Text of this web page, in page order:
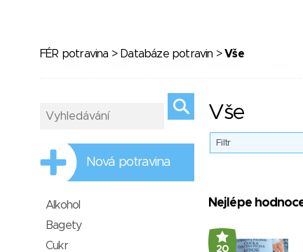
FÉR potravina > Databáze potravin >Vše
Vše
Filtr
Nejlépe
20
Nová potravina
Alkohol
Bagety
Cukr